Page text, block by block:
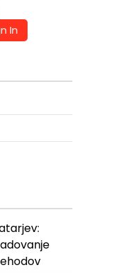
In